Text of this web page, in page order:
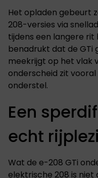
Het opladen gebeurt
208-versies via
tijdens een langere
benadrukt dat de GTi
meekrijgt op het vlak
onderscheid zit
onderstel.
Een
echt
Wat de e-208 GTi
elektrische 208 is